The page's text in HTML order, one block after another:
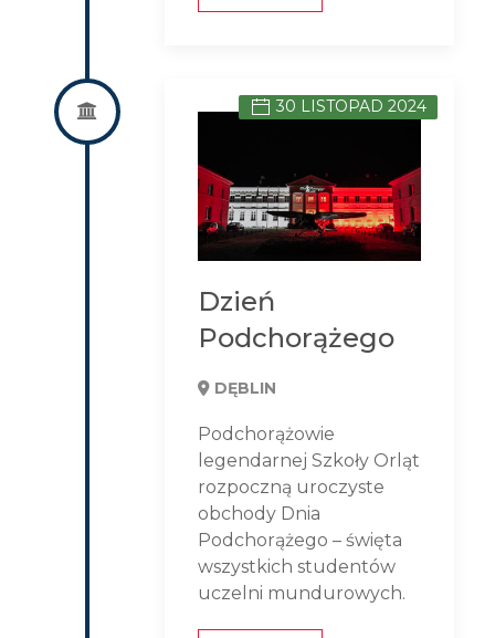
Dzień
Podchorążego
DĘBLIN
Podchorążowie
legendarnej Szkoły Orląt
rozpoczną uroczyste
obchody Dnia
Podchorążego – święta
wszystkich studentów
uczelni mundurowych.
30 LISTOPAD 2024